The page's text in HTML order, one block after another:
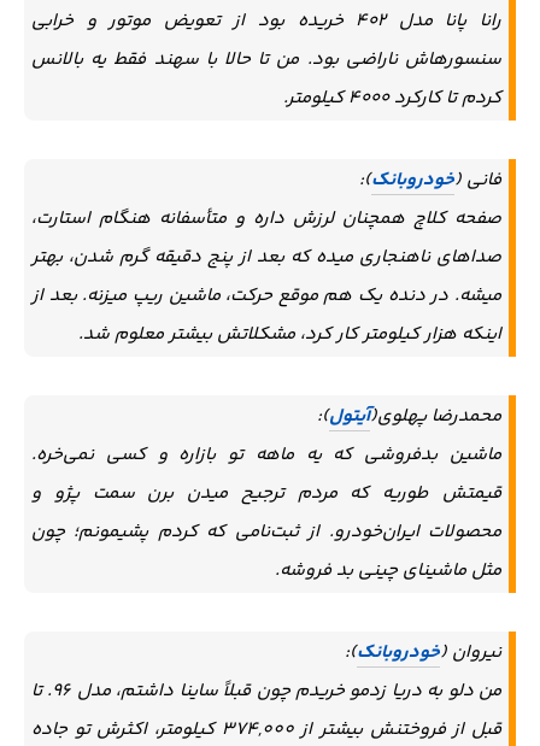
رانا پانا مدل ۴۰۲ خریده بود از تعویض موتور و خرابی
سنسورهاش ناراضی بود. من تا حالا با سهند فقط یه بالانس
کردم تا کارکرد ۴۰۰۰ کیلومتر.
فانی (خودروبانک):
صفحه کلاچ همچنان لرزش داره و متأسفانه هنگام استارت،
صداهای ناهنجاری میده که بعد از پنج دقیقه گرم شدن، بهتر
میشه. در دنده یک هم موقع حرکت، ماشین ریپ میزنه. بعد از
اینکه هزار کیلومتر کار کرد، مشکلاتش بیشتر معلوم شد.
محمدرضا پهلوی(آیتول):
ماشین بدفروشی که یه ماهه تو بازاره و کسی نمی‌خره.
قیمتش طوریه که مردم ترجیح میدن برن سمت پژو و
محصولات ایران‌خودرو. از ثبت‌نامی که کردم پشیمونم؛ چون
مثل ماشینای چینی بد فروشه.
نیروان (خودروبانک):
من دلو به دریا زدمو خریدم چون قبلاً ساینا داشتم، مدل 96. تا
قبل از فروختنش بیشتر از 374,000 کیلومتر، اکثرش تو جاده